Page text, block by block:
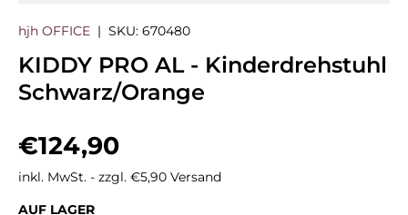
hjh OFFICE | SKU: 670480
KIDDY PRO AL - Kinderdrehstuhl
Schwarz/Orange
Normaler Preis
€124,90
inkl. MwSt. - zzgl. €5,90 Versand
AUF LAGER